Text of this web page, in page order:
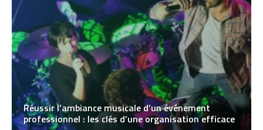
Réussir l’ambiance musicale d’un événement
professionnel : les clés d’une organisation efficace